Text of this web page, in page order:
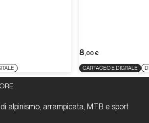
8,00€
CARTACEO E DIGITALE
alpinismo, arrampicata, MTB e sport